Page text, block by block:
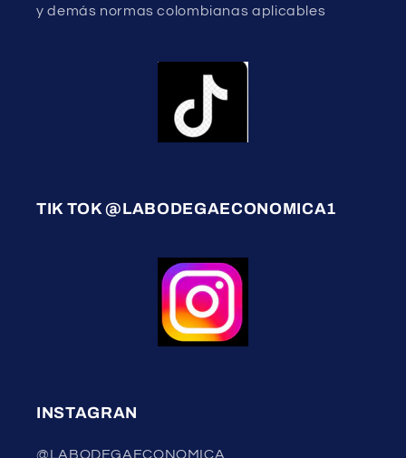
y demás normas colombianas aplicables
TIK TOK @LABODEGAECONOMICA1
INSTAGRAN
@LABODEGAECONOMICA